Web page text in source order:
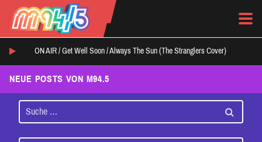
ON AIR / Get Well Soon /Always The Sun (The Stranglers Cover)
NEUE POSTS VON M94.5